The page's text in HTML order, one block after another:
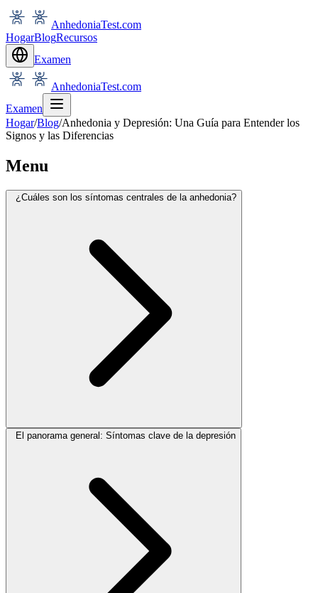
AnhedoniaTest.com
HogarBlogRecursos
Examen
AnhedoniaTest.com
Examen
Hogar/Blog/Anhedonia y Depresión: Una Guía para Entender los
Signos y las Diferencias
Menu
¿Cuáles son los síntomas centrales de la anhedonia?
El panorama general: Síntomas clave de la depresión